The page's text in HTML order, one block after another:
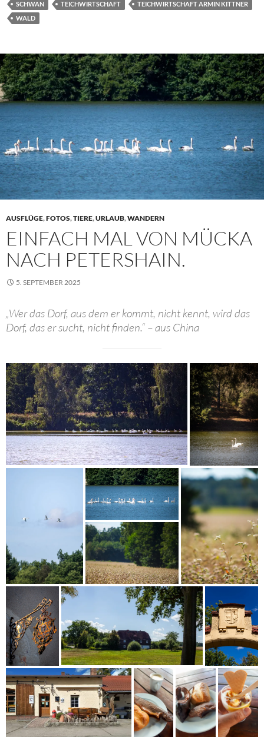
SCHWAN TEICHWIRTSCHAFT
TEICHWIRTSCHAFT ARMIN KITTNER
WALD
AUSFLÜGE,FOTOS,TIERE,URLAUB,WANDERN
EINFACH MAL VON MÜCKA
NACH PETERSHAIN.
5. SEPTEMBER 2025
„Wer das Dorf, aus dem er kommt, nicht kennt, wird das
Dorf, das er sucht, nicht finden.“ – aus China